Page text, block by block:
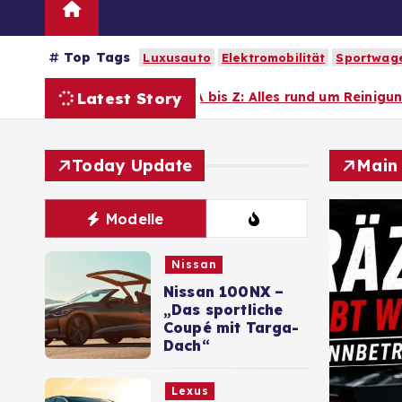
Top Tags Luxusauto Elektromobilität
Latest Story
A bis Z: Alles rund um Reinigung und Pflege
Today Update
Modelle
Nissan
Nissan 100NX –
„Das sportliche
Coupé mit Targa-
Dach“
Lexus